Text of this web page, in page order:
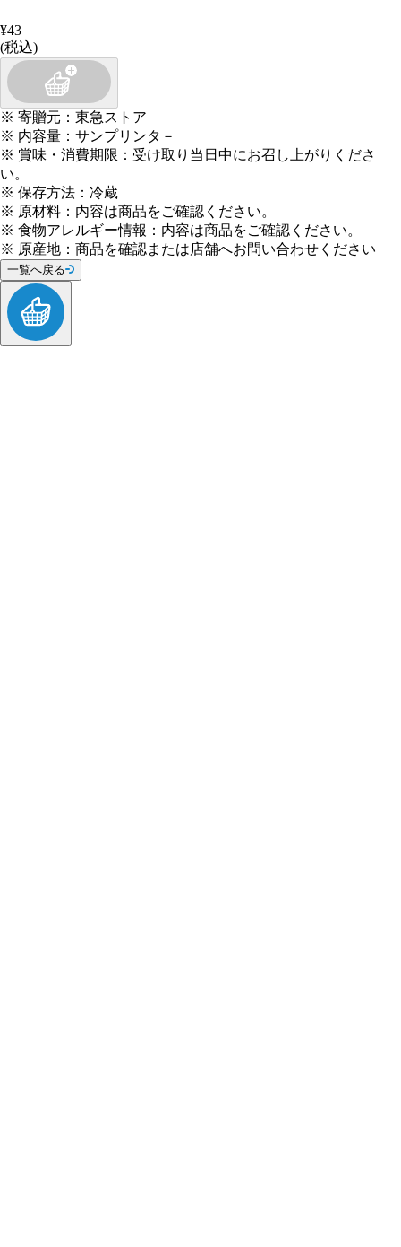
¥43
(税込)
※ 寄贈元 ： 東急ストア
※ 内容量 ： サンプリンタ－
※ 賞味・消費期限 ： 受け取り当日中にお召し上がりくださ
い。
※ 保存方法 ： 冷蔵
※ 原材料 ： 内容は商品をご確認ください。
※ 食物アレルギー情報 ： 内容は商品をご確認ください。
※ 原産地 ： 商品を確認または店舗へお問い合わせください
一覧へ戻る